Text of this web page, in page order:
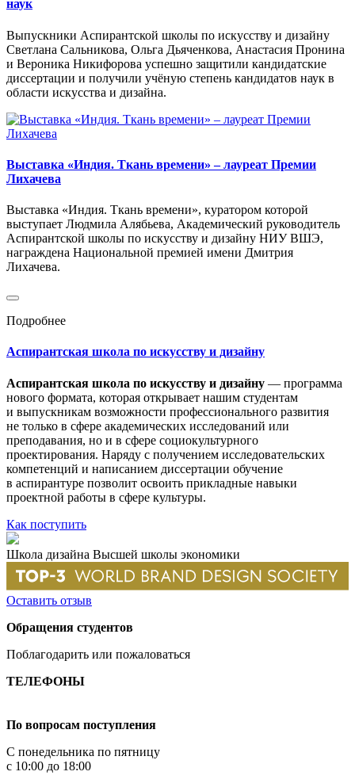
наук
Выпускники Аспирантской школы по искусству и дизайну
Светлана Сальникова, Ольга Дьяченкова, Анастасия Пронина
и Вероника Никифорова успешно защитили кандидатские
диссертации и получили учёную степень кандидатов наук в
области искусства и дизайна.
Выставка «Индия. Ткань времени» – лауреат Премии
Лихачева
Выставка «Индия. Ткань времени», куратором которой
выступает Людмила Алябьева, Академический руководитель
Аспирантской школы по искусству и дизайну НИУ ВШЭ,
награждена Национальной премией имени Дмитрия
Лихачева.
Подробнее
Аспирантская школа по искусству и дизайну
Аспирантская школа по искусству и дизайну — программа
нового формата, которая открывает нашим студентам
и выпускникам возможности профессионального развития
не только в сфере академических исследований или
преподавания, но и в сфере социокультурного
проектирования. Наряду с получением исследовательских
компетенций и написанием диссертации обучение
в аспирантуре позволит освоить прикладные навыки
проектной работы в сфере культуры.
Как поступить
Школа дизайна Высшей школы экономики
Оставить отзыв
Обращения студентов
Поблагодарить или пожаловаться
ТЕЛЕФОНЫ
По вопросам поступления
С понедельника по пятницу
с 10:00 до 18:00